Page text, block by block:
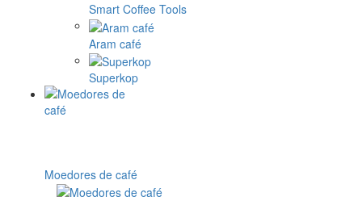
Smart Coffee Tools
Aram café
Superkop
Moedores de café